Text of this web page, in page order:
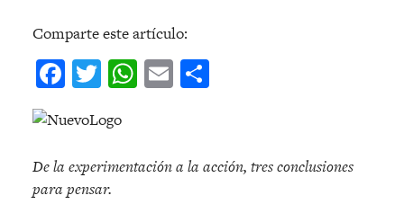
Comparte este artículo:
Facebook
Twitter
WhatsApp
Email
De la experimentación a la acción, tres conclusiones
para pensar.